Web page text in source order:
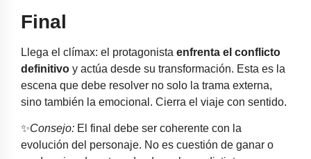
Final
Llega el clímax: el protagonista enfrenta el conflicto
definitivo y actúa desde su transformación. Esta es la
escena que debe resolver no solo la trama externa,
sino también la emocional. Cierra el viaje con sentido.
✨Consejo: El final debe ser coherente con la
evolución del personaje. No es cuestión de ganar o